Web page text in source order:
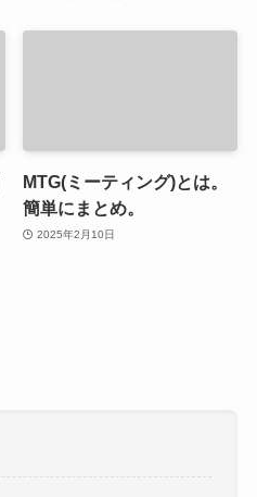
MTG(ミーティング)とは。
簡単にまとめ。
2025年2月10日